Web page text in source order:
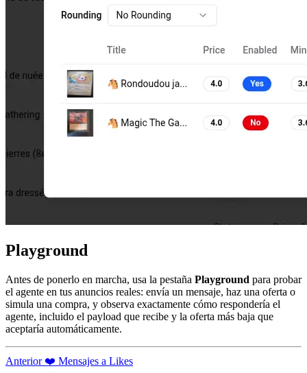
Playground
Antes de ponerlo en marcha, usa la pestaña Playground para probar
el agente en tus anuncios reales: envía un mensaje, haz una oferta o
simula una compra, y observa exactamente cómo respondería el
agente, incluido el payload que recibe y la oferta más baja que
aceptaría automáticamente.
Anterior ❤️ Mensajes a Likes